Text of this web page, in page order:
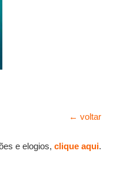
← voltar
e elogios, clique aqui.